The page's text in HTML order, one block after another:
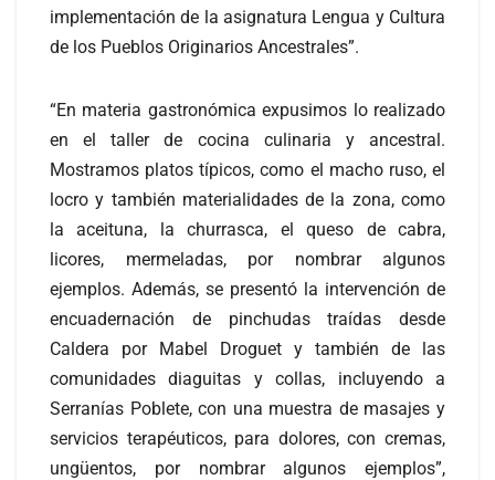
implementación de la asignatura Lengua y Cultura
de los Pueblos Originarios Ancestrales”.
“En materia gastronómica expusimos lo realizado
en el taller de cocina culinaria y ancestral.
Mostramos platos típicos, como el macho ruso, el
locro y también materialidades de la zona, como
la aceituna, la churrasca, el queso de cabra,
licores, mermeladas, por nombrar algunos
ejemplos. Además, se presentó la intervención de
encuadernación de pinchudas traídas desde
Caldera por Mabel Droguet y también de las
comunidades diaguitas y collas, incluyendo a
Serranías Poblete, con una muestra de masajes y
servicios terapéuticos, para dolores, con cremas,
ungüentos, por nombrar algunos ejemplos”,